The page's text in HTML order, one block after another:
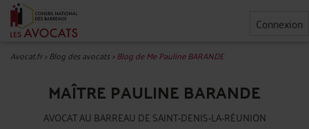
Connexion
Avocat.fr>Blog des avocats>Blog de Me Pauline BARANDE
MAÎTRE PAULINE BARANDE
AVOCAT AU BARREAU DE SAINT-DENIS-LA-RÉUNION